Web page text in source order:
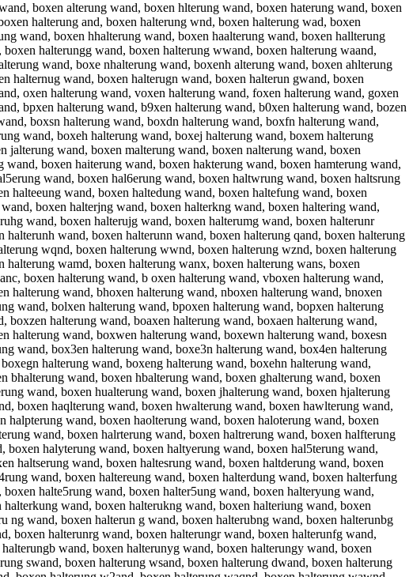
boxen alterung wand, boxen hlterung wand, boxen haterung wand, boxen
halterung and, boxen halterung wnd, boxen halterung wad, boxen
wand, boxen hhalterung wand, boxen haalterung wand, boxen hallterung
halterungg wand, boxen halterung wwand, boxen halterung waand,
wand, boxe nhalterung wand, boxenh alterung wand, boxen ahlterung
halternug wand, boxen halterugn wand, boxen halterun gwand, boxen
oxen halterung wand, voxen halterung wand, foxen halterung wand, goxen
bpxen halterung wand, b9xen halterung wand, b0xen halterung wand, bozen
boxsn halterung wand, boxdn halterung wand, boxfn halterung wand,
wand, boxeh halterung wand, boxej halterung wand, boxem halterung
wand, boxen malterung wand, boxen nalterung wand, boxen
boxen haiterung wand, boxen hakterung wand, boxen hamterung wand,
wand, boxen hal6erung wand, boxen haltwrung wand, boxen haltsrung
wand, boxen haltedung wand, boxen haltefung wand, boxen
boxen halterjng wand, boxen halterkng wand, boxen haltering wand,
wand, boxen halterujg wand, boxen halterumg wand, boxen halterunr
wand, boxen halterunn wand, boxen halterung qand, boxen halterung
wqnd, boxen halterung wwnd, boxen halterung wznd, boxen halterung
wamd, boxen halterung wanx, boxen halterung wans, boxen
boxen halterung wand, b oxen halterung wand, vboxen halterung wand,
halterung wand, bhoxen halterung wand, nboxen halterung wand, bnoxen
wand, bolxen halterung wand, bpoxen halterung wand, bopxen halterung
halterung wand, boaxen halterung wand, boxaen halterung wand,
halterung wand, boxwen halterung wand, boxewn halterung wand, boxesn
wand, box3en halterung wand, boxe3n halterung wand, box4en halterung
halterung wand, boxeng halterung wand, boxehn halterung wand,
wand, boxen hbalterung wand, boxen ghalterung wand, boxen
wand, boxen hualterung wand, boxen jhalterung wand, boxen hjalterung
boxen haqlterung wand, boxen hwalterung wand, boxen hawlterung wand,
wand, boxen haolterung wand, boxen haloterung wand, boxen
wand, boxen halrterung wand, boxen haltrerung wand, boxen halfterung
halyterung wand, boxen haltyerung wand, boxen hal5terung wand,
haltserung wand, boxen haltesrung wand, boxen haltderung wand, boxen
wand, boxen haltereung wand, boxen halterdung wand, boxen halterfung
halte5rung wand, boxen halter5ung wand, boxen halteryung wand,
wand, boxen halterukng wand, boxen halteriung wand, boxen
wand, boxen halterun g wand, boxen halterubng wand, boxen halterunbg
boxen halterunrg wand, boxen halterungr wand, boxen halterunfg wand,
wand, boxen halterunyg wand, boxen halterungy wand, boxen
swand, boxen halterung wsand, boxen halterung dwand, boxen halterung